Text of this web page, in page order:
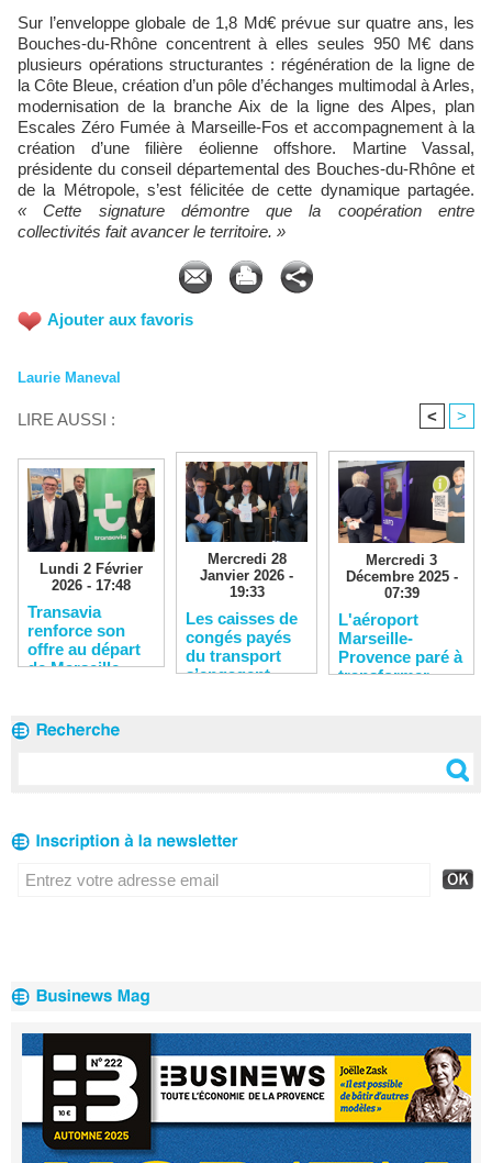
Sur l’enveloppe globale de 1,8 Md€ prévue sur quatre ans, les
Bouches-du-Rhône concentrent à elles seules 950 M€ dans
plusieurs opérations structurantes : régénération de la ligne de
la Côte Bleue, création d’un pôle d’échanges multimodal à Arles,
modernisation de la branche Aix de la ligne des Alpes, plan
Escales Zéro Fumée à Marseille-Fos et accompagnement à la
création d’une filière éolienne offshore. Martine Vassal,
présidente du conseil départemental des Bouches-du-Rhône et
de la Métropole, s’est félicitée de cette dynamique partagée.
« Cette signature démontre que la coopération entre
collectivités fait avancer le territoire. »
Ajouter aux favoris
Laurie Maneval
LIRE AUSSI : < >
Lundi 2 Février
2026 - 17:48
Transavia
renforce son
offre au départ
de Marseille
Mercredi 28
Janvier 2026 -
19:33
Les caisses de
congés payés
du transport
s’engagent
Mercredi 3
Décembre 2025 -
07:39
L'aéroport
Marseille-
Provence paré à
transformer